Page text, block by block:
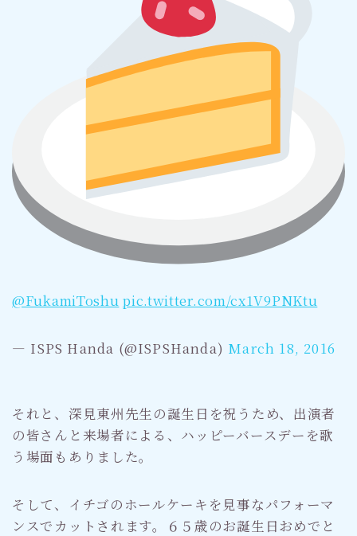
@FukamiToshu pic.twitter.com/cx1V9PNKtu
— ISPS Handa (@ISPSHanda) March 18, 2016
それと、深見東州先生の誕生日を祝うため、出演者
の皆さんと来場者による、ハッピーバースデーを歌
う場面もありました。
そして、イチゴのホールケーキを見事なパフォーマ
ンスでカットされます。６５歳のお誕生日おめでと